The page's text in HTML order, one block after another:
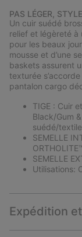
PAS LÉGER,
Un cuir suédé
relief et légèreté à
pour les beaux
mousse et d’une
baskets assurent
texturée
pantalon cargo
TIGE : Cuir
Black/Gum
suédé/
SEMELLE
SEMELLE
Utilisations:
Expédition